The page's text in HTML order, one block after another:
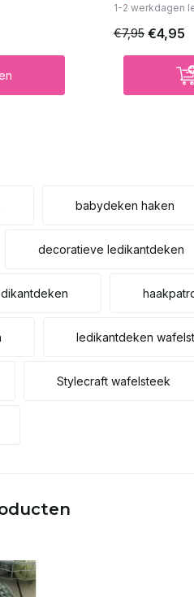
1-2 werkdagen
€7,95 €4,95
babydeken haken
decoratieve ledikantdeken
ledikantdeken
Stylecraft wafelsteek